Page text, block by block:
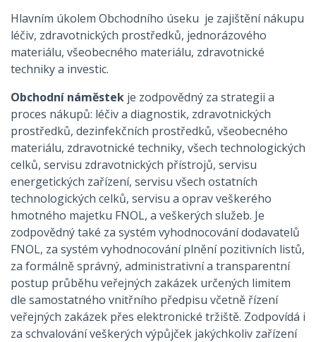
Hlavním úkolem Obchodního úseku je zajištění nákupu
léčiv, zdravotnických prostředků, jednorázového
materiálu, všeobecného materiálu, zdravotnické
techniky a investic.
Obchodní náměstek je zodpovědný za strategii a
proces nákupů: léčiv a diagnostik, zdravotnických
prostředků, dezinfekčních prostředků, všeobecného
materiálu, zdravotnické techniky, všech technologických
celků, servisu zdravotnických přístrojů, servisu
energetických zařízení, servisu všech ostatních
technologických celků, servisu a oprav veškerého
hmotného majetku FNOL, a veškerých služeb. Je
zodpovědný také za systém vyhodnocování dodavatelů
FNOL, za systém vyhodnocování plnění pozitivních listů,
za formálně správný, administrativní a transparentní
postup průběhu veřejných zakázek určených limitem
dle samostatného vnitřního předpisu včetně řízení
veřejných zakázek přes elektronické tržiště. Zodpovídá i
za schvalování veškerých výpůjček jakýchkoliv zařízení